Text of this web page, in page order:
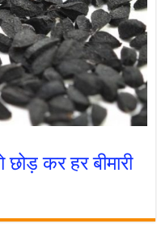
कर हर बीमारी